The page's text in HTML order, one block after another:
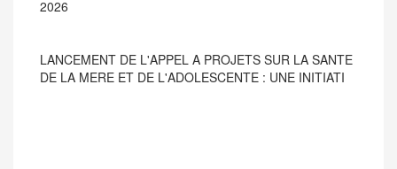
LANCEMENT DE L'APPEL A PROJETS SUR LA SANTE